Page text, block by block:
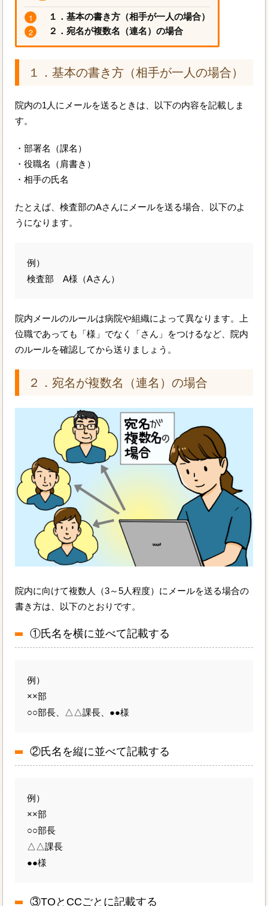
１．基本の書き方（相手が一人の場合）
２．宛名が複数名（連名）の場合
１．基本の書き方（相手が一人の場合）
院内の1人にメールを送るときは、以下の内容を記載しま
す。
・部署名（課名）
・役職名（肩書き）
・相手の氏名
たとえば、検査部のAさんにメールを送る場合、以下のよ
うになります。
例）
検査部 A様（Aさん）
院内メールのルールは病院や組織によって異なります。上
位職であっても「様」でなく「さん」をつけるなど、院内
のルールを確認してから送りましょう。
２．宛名が複数名（連名）の場合
院内に向けて複数人（3～5人程度）にメールを送る場合の
書き方は、以下のとおりです。
①氏名を横に並べて記載する
例）
××部
○○部長、△△課長、●●様
②氏名を縦に並べて記載する
例）
××部
○○部長
△△課長
●●様
③TOとCCごとに記載する